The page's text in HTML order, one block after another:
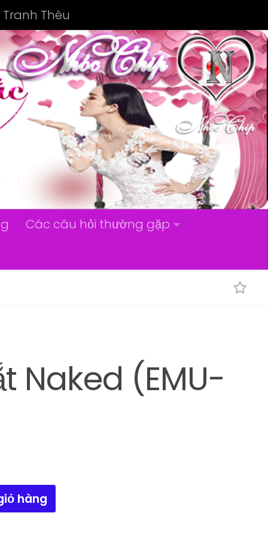
Tranh Thêu
Các câu hỏi thường gặp
Naked (EMU-
hàng